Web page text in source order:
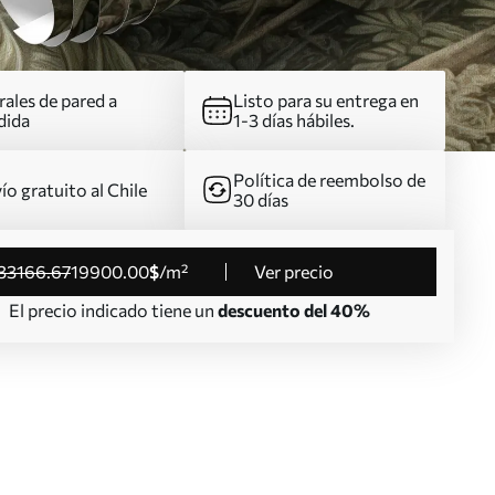
de pared a
Listo para su entrega en
1-3 días hábiles.
gratuito al Chile
Política de reembolso de
30 días
.6719900.00$/m²
Ver precio
El precio indicado tiene un descuento del 40%